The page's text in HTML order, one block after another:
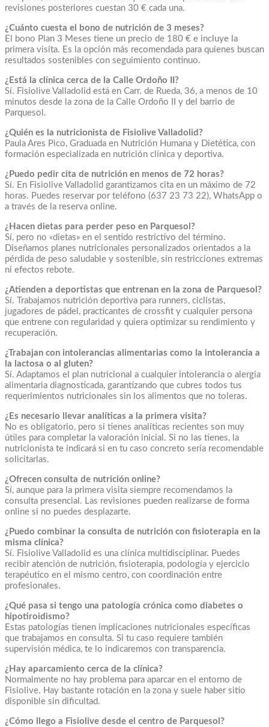
revisiones posteriores cuestan 30 € cada una.
¿Cuánto cuesta el bono de nutrición de 3 meses?
El bono Plan 3 Meses tiene un precio de 180 € e incluye la
primera visita. Es la opción más recomendada para quienes buscan
resultados sostenibles con seguimiento continuo.
¿Está la clínica cerca de la Calle Ordoño II?
Sí. Fisiolive Valladolid está en Carr. de Rueda, 36, a menos de 10
minutos desde la zona de la Calle Ordoño II y del barrio de
Parquesol.
¿Quién es la nutricionista de Fisiolive Valladolid?
Paula Ares Pico, Graduada en Nutrición Humana y Dietética, con
formación especializada en nutrición clínica y deportiva.
¿Puedo pedir cita de nutrición en menos de 72 horas?
Sí. En Fisiolive Valladolid garantizamos cita en un máximo de 72
horas. Puedes reservar por teléfono (637 23 73 22), WhatsApp o
a través de la reserva online.
¿Hacen dietas para perder peso en Parquesol?
Sí, pero no «dietas» en el sentido restrictivo del término.
Diseñamos planes nutricionales personalizados orientados a la
pérdida de peso saludable y sostenible, sin restricciones extremas
ni efectos rebote.
¿Atienden a deportistas que entrenan en la zona de Parquesol?
Sí. Trabajamos nutrición deportiva para runners, ciclistas,
jugadores de pádel, practicantes de crossfit y cualquier persona
que entrene con regularidad y quiera optimizar su rendimiento y
recuperación.
¿Trabajan con intolerancias alimentarias como la intolerancia a
la lactosa o al gluten?
Sí. Adaptamos el plan nutricional a cualquier intolerancia o alergia
alimentaria diagnosticada, garantizando que cubres todos tus
requerimientos nutricionales sin los alimentos que no toleras.
¿Es necesario llevar analíticas a la primera visita?
No es obligatorio, pero si tienes analíticas recientes son muy
útiles para completar la valoración inicial. Si no las tienes, la
nutricionista te indicará si en tu caso concreto sería recomendable
solicitarlas.
¿Ofrecen consulta de nutrición online?
Sí, aunque para la primera visita siempre recomendamos la
consulta presencial. Las revisiones pueden realizarse de forma
online si no puedes desplazarte.
¿Puedo combinar la consulta de nutrición con fisioterapia en la
misma clínica?
Sí. Fisiolive Valladolid es una clínica multidisciplinar. Puedes
recibir atención de nutrición, fisioterapia, podología y ejercicio
terapéutico en el mismo centro, con coordinación entre
profesionales.
¿Qué pasa si tengo una patología crónica como diabetes o
hipotiroidismo?
Estas patologías tienen implicaciones nutricionales específicas
que trabajamos en consulta. Si tu caso requiere también
supervisión médica, te lo indicaremos con transparencia.
¿Hay aparcamiento cerca de la clínica?
Normalmente no hay problema para aparcar en el entorno de
Fisiolive. Hay bastante rotación en la zona y suele haber sitio
disponible sin dificultad.
¿Cómo llego a Fisiolive desde el centro de Parquesol?